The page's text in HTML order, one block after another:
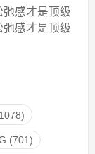
感才是顶级
感才是顶级
(701)